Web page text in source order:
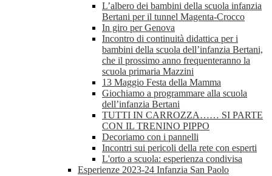
L’albero dei bambini della scuola infanzia
Bertani per il tunnel Magenta-Crocco
In giro per Genova
Incontro di continuità didattica per i
bambini della scuola dell’infanzia Bertani,
che il prossimo anno frequenteranno la
scuola primaria Mazzini
13 Maggio Festa della Mamma
Giochiamo a programmare alla scuola
dell’infanzia Bertani
TUTTI IN CARROZZA…… SI PARTE
CON IL TRENINO PIPPO
Decoriamo con i pannelli
Incontri sui pericoli della rete con esperti
L'orto a scuola: esperienza condivisa
Esperienze 2023-24 Infanzia San Paolo